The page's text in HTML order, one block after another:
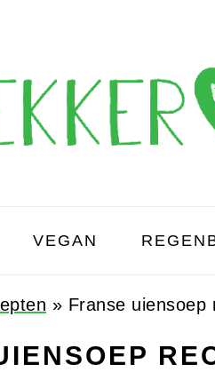
VEGAN
» Franse uiensoep